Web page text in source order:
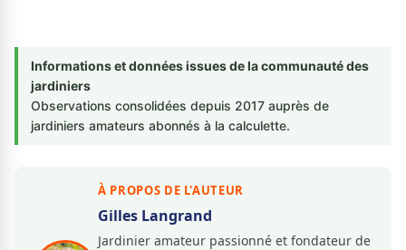
Informations et données issues de la communauté des
jardiniers
Observations consolidées depuis 2017 auprès de
jardiniers amateurs abonnés à la calculette.
À PROPOS DE L'AUTEUR
Gilles Langrand
Jardinier amateur passionné et fondateur de